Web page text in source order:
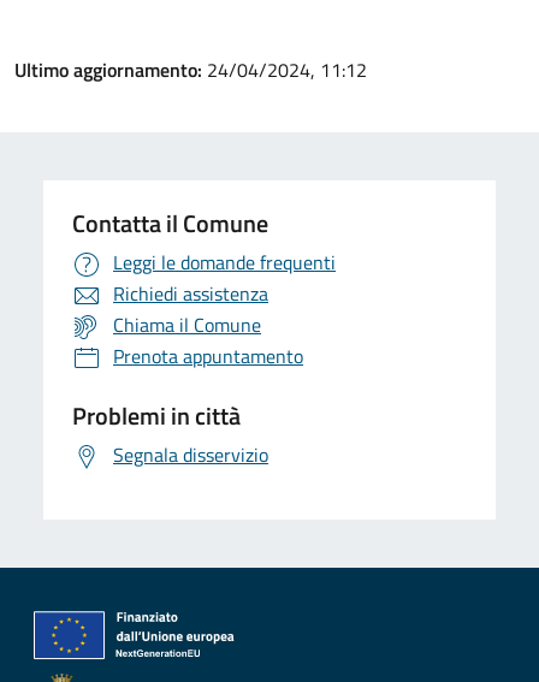
Ultimo aggiornamento: 24/04/2024, 11:12
Contatta il Comune
Leggi le domande frequenti
Richiedi assistenza
Chiama il Comune
Prenota appuntamento
Problemi in città
Segnala disservizio